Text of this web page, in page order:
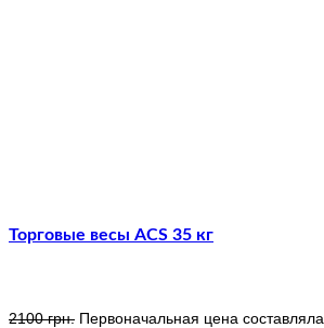
Торговые весы ACS 35 кг
2100грн. Первоначальная цена составляла